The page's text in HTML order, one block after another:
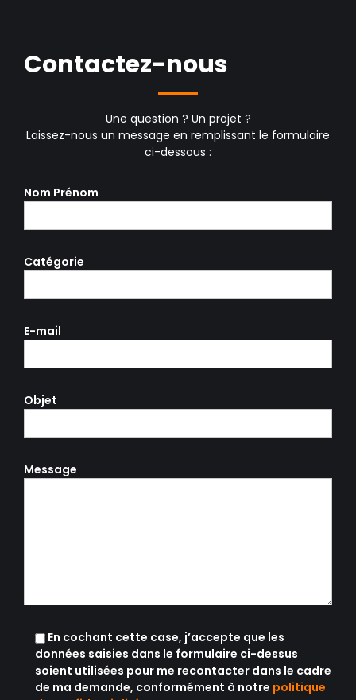
Contactez-nous
Une question ? Un projet ?
Laissez-nous un message en remplissant le formulaire
ci-dessous :
Nom Prénom
Catégorie
E-mail
Objet
Message
En cochant cette case, j’accepte que les
données saisies dans le formulaire ci-dessus
soient utilisées pour me recontacter dans le cadre
de ma demande, conformément à notre politique